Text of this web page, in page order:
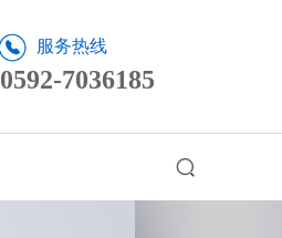
0592-7036185
服务热线